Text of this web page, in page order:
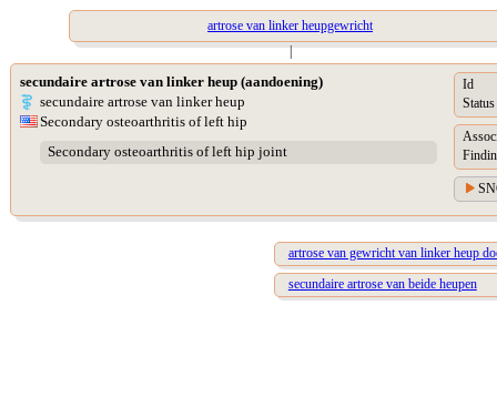
artrose van linker heupgewricht
|
secundaire artrose van linker heup (aandoening)
secundaire artrose van linker heup
Secondary osteoarthritis of left hip
Secondary osteoarthritis of left hip joint
Id
Status
artrose van gewricht van linker heup
secundaire artrose van beide heupen